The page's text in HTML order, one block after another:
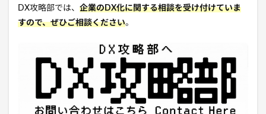
DX攻略部では、 企業のDX化に関する相談を受け付けていま
すので、ぜひご相談ください。